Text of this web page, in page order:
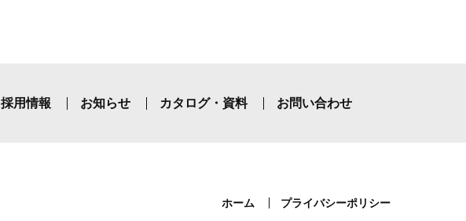
採用情報 お知らせ カタログ・資料 お問い合わせ
ホーム プライバシーポリシー